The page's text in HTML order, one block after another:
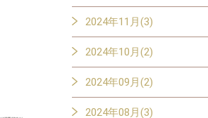
2024年11月(3)
2024年10月(2)
2024年09月(2)
2024年08月(3)